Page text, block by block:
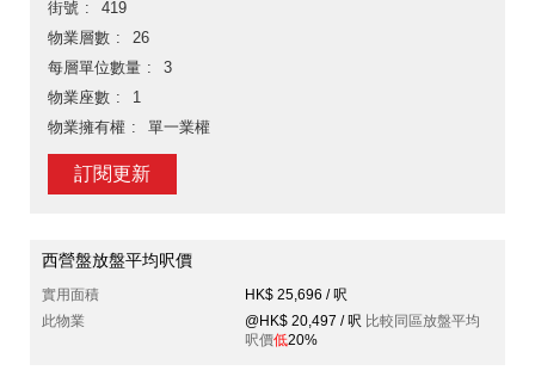
街號
419
物業層數
26
每層單位數量
3
物業座數
1
物業擁有權
單一業權
訂閱更新
西營盤放盤平均呎價
實用面積
HK$ 25,696 / 呎
此物業
@HK$ 20,497 / 呎 比較同區放盤平均
呎價低20%